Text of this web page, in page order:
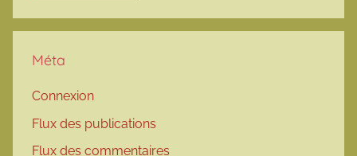
Méta
Connexion
Flux des publications
Flux des commentaires